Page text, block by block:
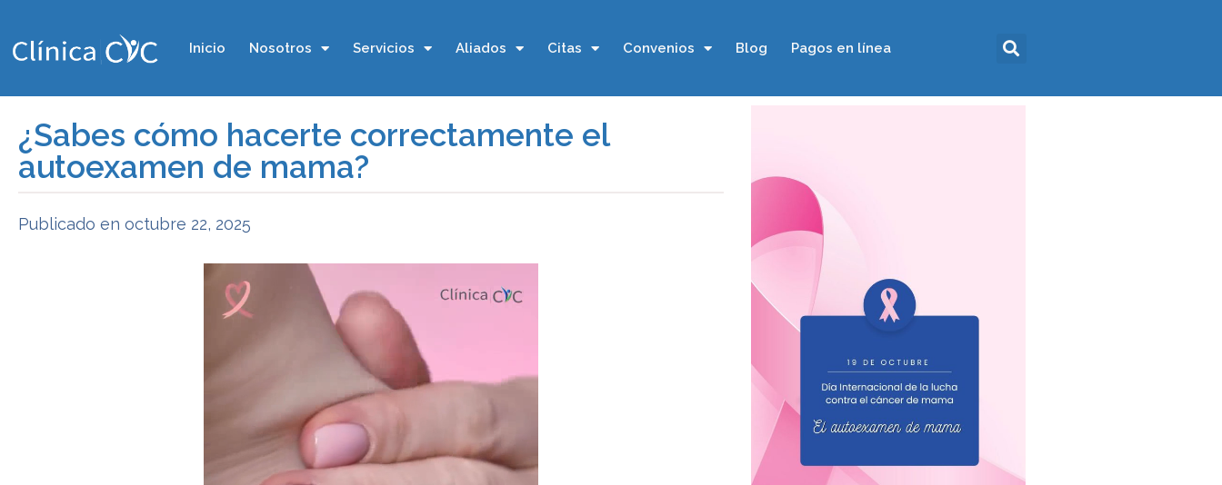
Inicio Nosotros Servicios Aliados Citas Convenios Blog Pagos en línea
¿Sabes cómo hacerte correctamente el
autoexamen de mama?
Publicado en octubre 22, 2025